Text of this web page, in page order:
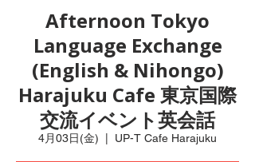
Afternoon Tokyo
Language Exchange
(English & Nihongo)
Harajuku Cafe 東京国際
交流イベント英会話
4月03日(金) UP-T Cafe Harajuku